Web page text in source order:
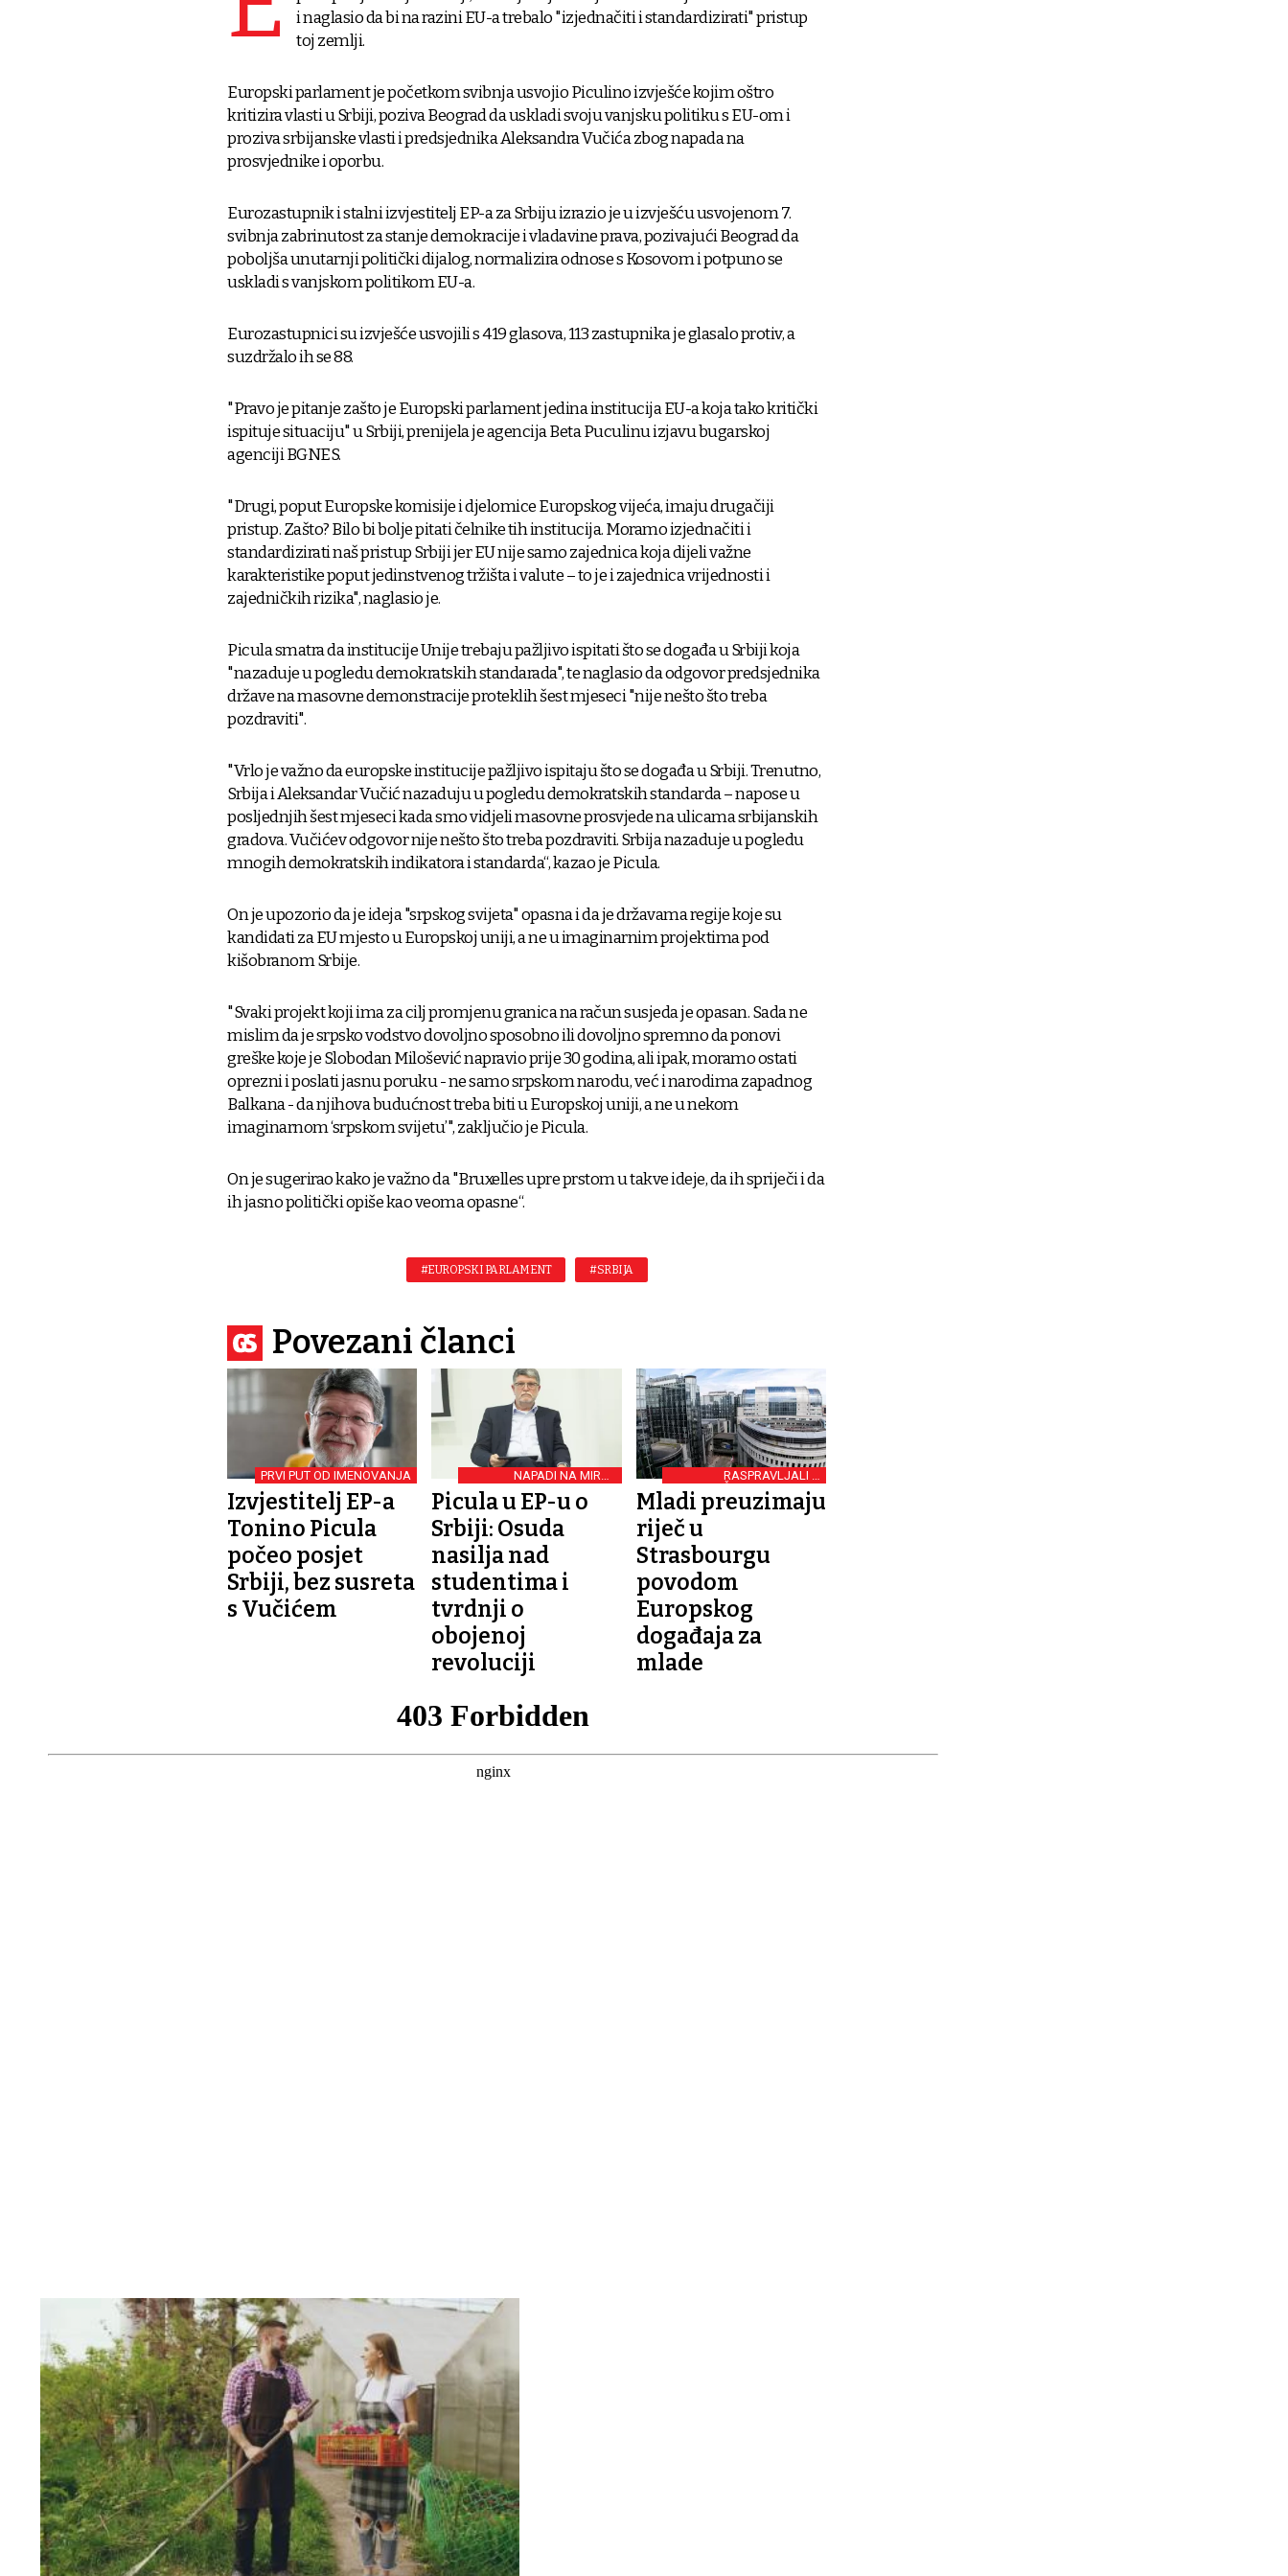
i naglasio da bi na razini EU-a trebalo "izjednačiti i standardizirati" pristup
toj zemlji.
Europski parlament je početkom svibnja usvojio Piculino izvješće kojim oštro
kritizira vlasti u Srbiji, poziva Beograd da uskladi svoju vanjsku politiku s EU-om i
proziva srbijanske vlasti i predsjednika Aleksandra Vučića zbog napada na
prosvjednike i oporbu.
Eurozastupnik i stalni izvjestitelj EP-a za Srbiju izrazio je u izvješću usvojenom 7.
svibnja zabrinutost za stanje demokracije i vladavine prava, pozivajući Beograd da
poboljša unutarnji politički dijalog, normalizira odnose s Kosovom i potpuno se
uskladi s vanjskom politikom EU-a.
Eurozastupnici su izvješće usvojili s 419 glasova, 113 zastupnika je glasalo protiv, a
suzdržalo ih se 88.
"Pravo je pitanje zašto je Europski parlament jedina institucija EU-a koja tako kritički
ispituje situaciju" u Srbiji, prenijela je agencija Beta Puculinu izjavu bugarskoj
agenciji BGNES.
"Drugi, poput Europske komisije i djelomice Europskog vijeća, imaju drugačiji
pristup. Zašto? Bilo bi bolje pitati čelnike tih institucija. Moramo izjednačiti i
standardizirati naš pristup Srbiji jer EU nije samo zajednica koja dijeli važne
karakteristike poput jedinstvenog tržišta i valute – to je i zajednica vrijednosti i
zajedničkih rizika", naglasio je.
Picula smatra da institucije Unije trebaju pažljivo ispitati što se događa u Srbiji koja
"nazaduje u pogledu demokratskih standarada", te naglasio da odgovor predsjednika
države na masovne demonstracije proteklih šest mjeseci "nije nešto što treba
pozdraviti".
"Vrlo je važno da europske institucije pažljivo ispitaju što se događa u Srbiji. Trenutno,
Srbija i Aleksandar Vučić nazaduju u pogledu demokratskih standarda – napose u
posljednjih šest mjeseci kada smo vidjeli masovne prosvjede na ulicama srbijanskih
gradova. Vučićev odgovor nije nešto što treba pozdraviti. Srbija nazaduje u pogledu
mnogih demokratskih indikatora i standarda“, kazao je Picula.
On je upozorio da je ideja "srpskog svijeta" opasna i da je državama regije koje su
kandidati za EU mjesto u Europskoj uniji, a ne u imaginarnim projektima pod
kišobranom Srbije.
"Svaki projekt koji ima za cilj promjenu granica na račun susjeda je opasan. Sada ne
mislim da je srpsko vodstvo dovoljno sposobno ili dovoljno spremno da ponovi
greške koje je Slobodan Milošević napravio prije 30 godina, ali ipak, moramo ostati
oprezni i poslati jasnu poruku - ne samo srpskom narodu, već i narodima zapadnog
Balkana - da njihova budućnost treba biti u Europskoj uniji, a ne u nekom
imaginarnom ‘srpskom svijetu’", zaključio je Picula.
On je sugerirao kako je važno da "Bruxelles upre prstom u takve ideje, da ih spriječi i da
ih jasno politički opiše kao veoma opasne“.
#EUROPSKI PARLAMENT #SRBIJA
Povezani članci
PRVI PUT OD IMENOVANJA
Izvjestitelj EP-a
Tonino Picula
počeo posjet
Srbiji, bez susreta
s Vučićem
NAPADI NA MIRNE
PROSVJEDNIKE
Picula u EP-u o
Srbiji: Osuda
nasilja nad
studentima i
tvrdnji o
obojenoj
revoluciji
RASPRAVLJALI O
KLJUČNIM IZAZOVIMA
Mladi preuzimaju
riječ u
Strasbourgu
povodom
Europskog
događaja za
mlade